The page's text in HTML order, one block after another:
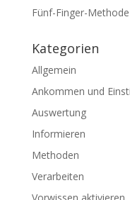
Fünf-Finger-Methode
Kategorien
Allgemein
Ankommen und
Auswertung
Informieren
Methoden
Verarbeiten